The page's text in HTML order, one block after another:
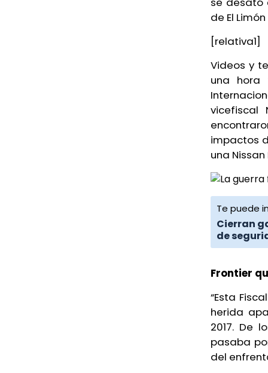
de El
[relativa1]
Videos y
una hora
vicefiscal
impactos
una
Te puede
Cierran
de
Frontier
“Esta
herida
2017. De
pasaba
del